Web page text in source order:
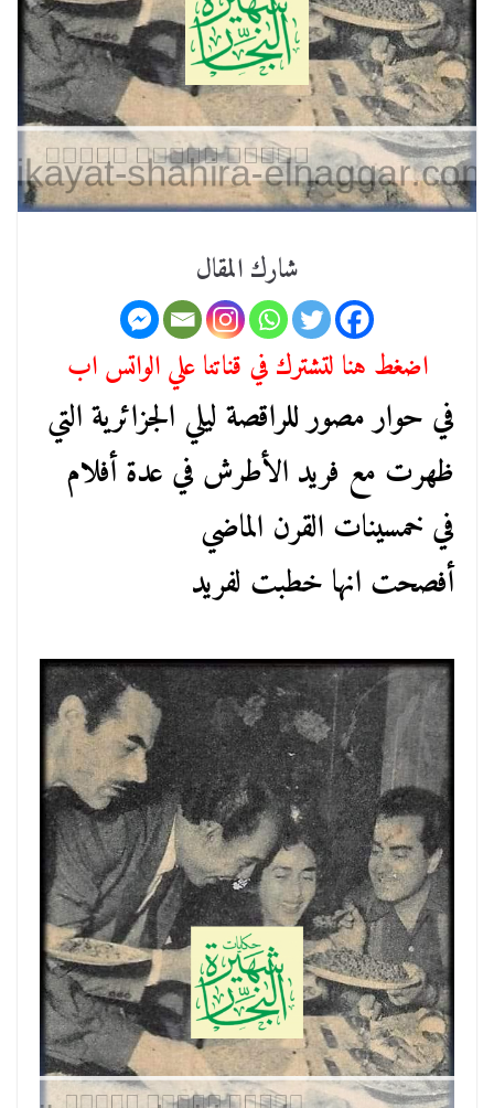
شارك المقال
اضغط هنا لتشترك في قناتنا علي الواتس اب
في حوار مصور للراقصة ليلي الجزائرية التي
ظهرت مع فريد الأطرش في عدة أفلام
في خمسينات القرن الماضي
أفصحت انها خطبت لفريد